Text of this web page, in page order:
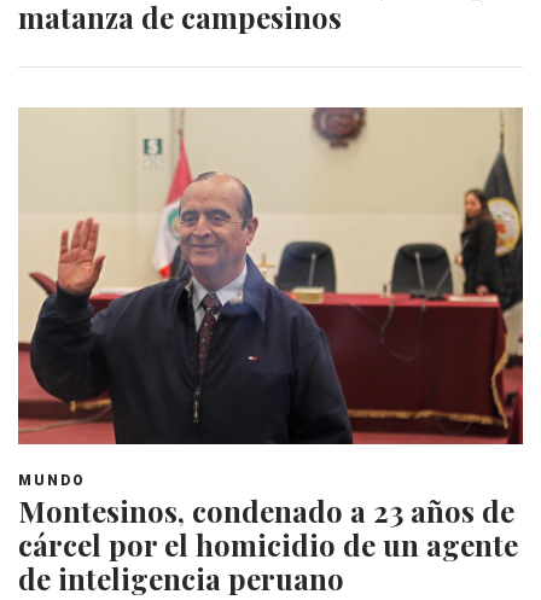
matanza de campesinos
MUNDO
Montesinos, condenado a 23 años de
cárcel por el homicidio de un agente
de inteligencia peruano